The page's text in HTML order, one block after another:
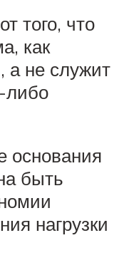
того, что
как
не служит
либо
основания
быть
нагрузки